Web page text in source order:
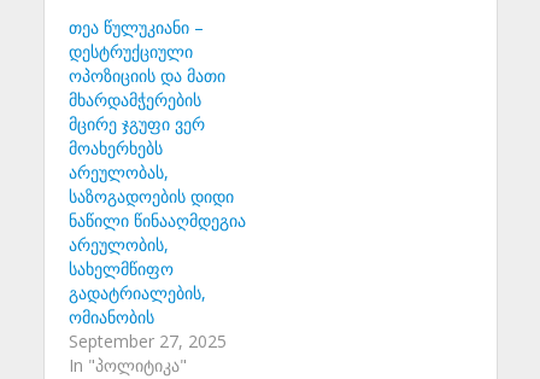
თეა წულუკიანი –
დესტრუქციული
ოპოზიციის და მათი
მხარდამჭერების
მცირე ჯგუფი ვერ
მოახერხებს
არეულობას,
საზოგადოების დიდი
ნაწილი წინააღმდეგია
არეულობის,
სახელმწიფო
გადატრიალების,
ომიანობის
September 27, 2025
In "პოლიტიკა"